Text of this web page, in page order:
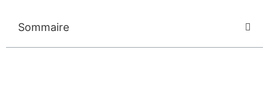
Sommaire